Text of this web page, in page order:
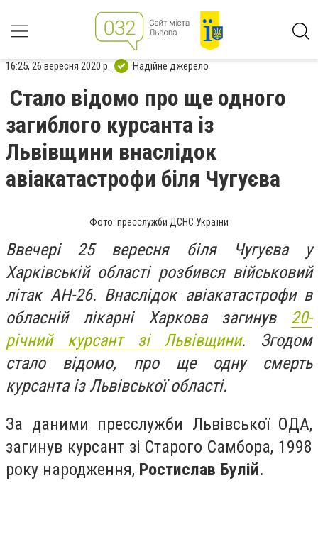
16:25, 26 вересня 2020 р. Надійне джерело
Стало відомо про ще одного
загиблого курсанта із
Львівщини внаслідок
авіакатастрофи біля Чугуєва
Фото: пресслужби ДСНС України
Ввечері 25 вересня біля Чугуєва у
Харківській області розбився військовий
літак АН-26. Внаслідок авіакатастрофи в
обласній лікарні Харкова загинув 20-
річний курсант зі Львівщини. Згодом
стало відомо, про ще одну смерть
курсанта із Львівської області.
За даними пресслужби Львівської ОДА,
загинув курсант зі Старого Самбора, 1998
року народження, Ростислав Булій.